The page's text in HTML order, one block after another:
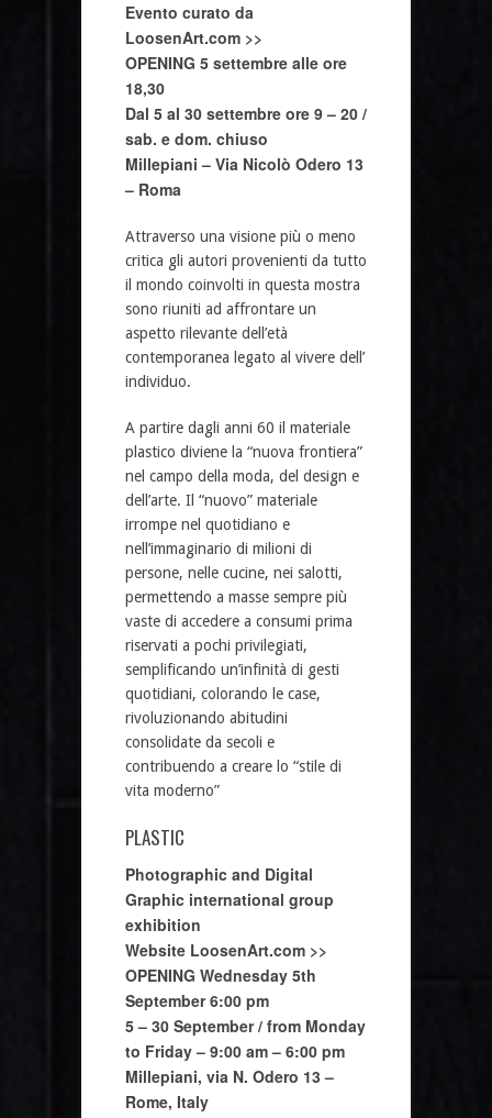
Evento curato da
LoosenArt.com >>
OPENING 5 settembre alle ore
18,30
Dal 5 al 30 settembre ore 9 – 20 /
sab. e dom. chiuso
Millepiani – Via Nicolò Odero 13
– Roma
Attraverso una visione più o meno
critica gli autori provenienti da tutto
il mondo coinvolti in questa mostra
sono riuniti ad affrontare un
aspetto rilevante dell’età
contemporanea legato al vivere dell’
individuo.
A partire dagli anni 60 il materiale
plastico diviene la “nuova frontiera”
nel campo della moda, del design e
dell’arte. Il “nuovo” materiale
irrompe nel quotidiano e
nell’immaginario di milioni di
persone, nelle cucine, nei salotti,
permettendo a masse sempre più
vaste di accedere a consumi prima
riservati a pochi privilegiati,
semplificando un’infinità di gesti
quotidiani, colorando le case,
rivoluzionando abitudini
consolidate da secoli e
contribuendo a creare lo “stile di
vita moderno”
PLASTIC
Photographic and Digital
Graphic international group
exhibition
Website LoosenArt.com >>
OPENING Wednesday 5th
September 6:00 pm
5 – 30 September / from Monday
to Friday – 9:00 am – 6:00 pm
Millepiani, via N. Odero 13 –
Rome, Italy